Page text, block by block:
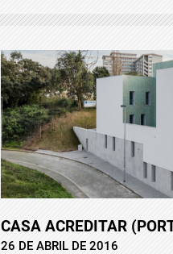
CASA ACREDITAR
26 DE ABRIL DE 2016